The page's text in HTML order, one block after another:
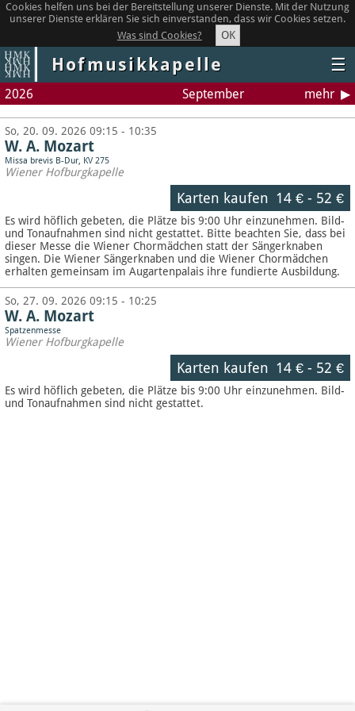
Cookies helfen uns bei der Bereitstellung unserer Dienste. Mit der Nutzung
unserer Dienste erklären Sie sich einverstanden, dass wir Cookies setzen.
Was sind Cookies?
OK
Hofmusikkapelle ☰
2026 September mehr
So, 20. 09. 2026 09:15 - 10:35
W. A. Mozart
Missa brevis B-Dur, KV 275
Wiener Hofburgkapelle
Karten kaufen 14 €- 52 €
Es wird höflich gebeten, die Plätze bis 9:00 Uhr einzunehmen. Bild-
und Tonaufnahmen sind nicht gestattet. Bitte beachten Sie, dass bei
dieser Messe die Wiener Chormädchen statt der Sängerknaben
singen. Die Wiener Sängerknaben und die Wiener Chormädchen
erhalten gemeinsam im Augartenpalais ihre fundierte Ausbildung.
So, 27. 09. 2026 09:15 - 10:25
W. A. Mozart
Spatzenmesse
Wiener Hofburgkapelle
Karten kaufen 14 €- 52 €
Es wird höflich gebeten, die Plätze bis 9:00 Uhr einzunehmen. Bild-
und Tonaufnahmen sind nicht gestattet.